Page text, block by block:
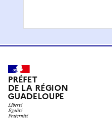
PRÉFET
DE LA RÉGION
GUADELOUPE